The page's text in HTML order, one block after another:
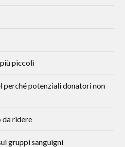
piccoli
perché potenziali donatori non
da ridere
gruppi sanguigni